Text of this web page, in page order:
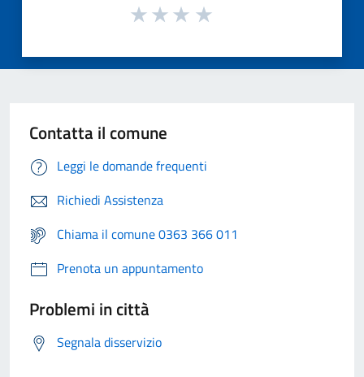
Contatta il comune
Leggi le domande frequenti
Richiedi Assistenza
Chiama il comune 0363 366 011
Prenota un appuntamento
Problemi in città
Segnala disservizio